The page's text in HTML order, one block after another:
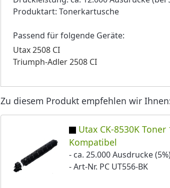
Produktart: Tonerkartusche
Passend für folgende Geräte:
Utax 2508 CI
Triumph-Adler 2508 CI
Zu diesem Produkt empfehlen wir
Utax CK-8530K Toner
Kompatibel
- ca. 25.000 Ausdrucke
- Art-Nr. PC UT556-BK